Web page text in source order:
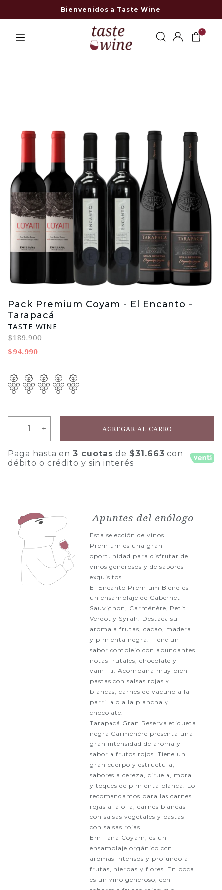
Bienvenidos a Taste Wine
1
Pack Premium Coyam - El Encanto -
Tarapacá
TASTE WINE
$189.900
$94.990
+
- +
- AGREGAR AL CARRO
Paga hasta en 3 cuotas de $31.663 con
débito o crédito y sin interés
Apuntes del enólogo
Esta selección de vinos
Premium es una gran
oportunidad para disfrutar de
vinos generosos y de sabores
exquisitos.
El Encanto Premium Blend es
un ensamblaje de Cabernet
Sauvignon, Carménère, Petit
Verdot y Syrah. Destaca su
aroma a frutas, cacao, madera
y pimienta negra. Tiene un
sabor complejo con abundantes
notas frutales, chocolate y
vainilla. Acompaña muy bien
pastas con salsas rojas y
blancas, carnes de vacuno a la
parrilla o a la plancha y
chocolate.
Tarapacá Gran Reserva etiqueta
negra Carménère presenta una
gran intensidad de aroma y
sabor a frutos rojos. Tiene un
gran cuerpo y estructura;
sabores a cereza, ciruela, mora
y toques de pimienta blanca. Lo
recomendamos para las carnes
rojas a la olla, carnes blancas
con salsas vegetales y pastas
con salsas rojas.
Emiliana Coyam, es un
ensamblaje orgánico con
aromas intensos y profundo a
frutas, hierbas y flores. En boca
es un vino generoso, con